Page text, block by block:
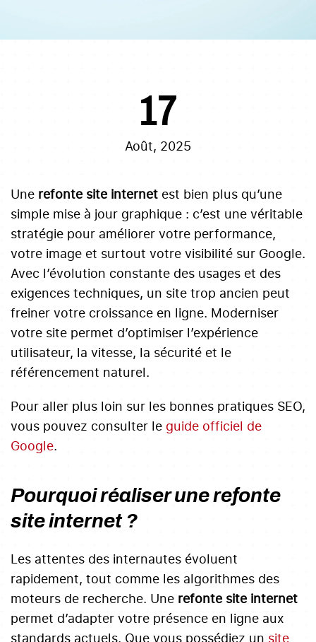
17
Août, 2025
Une refonte site internet est bien plus qu’une
simple mise à jour graphique : c’est une véritable
stratégie pour améliorer votre performance,
votre image et surtout votre visibilité sur Google.
Avec l’évolution constante des usages et des
exigences techniques, un site trop ancien peut
freiner votre croissance en ligne. Moderniser
votre site permet d’optimiser l’expérience
utilisateur, la vitesse, la sécurité et le
référencement naturel.
Pour aller plus loin sur les bonnes pratiques SEO,
vous pouvez consulter le guide officiel de
Google.
Pourquoi réaliser une refonte
site internet ?
Les attentes des internautes évoluent
rapidement, tout comme les algorithmes des
moteurs de recherche. Une refonte site internet
permet d’adapter votre présence en ligne aux
standards actuels. Que vous possédiez un site